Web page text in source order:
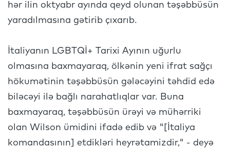
hər ilin oktyabr ayında qeyd olunan təşəbbüsün
yaradılmasına gətirib çıxarıb.
İtaliyanın LGBTQİ+ Tarixi Ayının uğurlu
olmasına baxmayaraq, ölkənin yeni ifrat sağçı
hökumətinin təşəbbüsün gələcəyini təhdid edə
biləcəyi ilə bağlı narahatlıqlar var. Buna
baxmayaraq, təşəbbüsün ürəyi və mühərriki
olan Wilson ümidini ifadə edib və "[İtaliya
komandasının] etdikləri heyrətamizdir," - deyə